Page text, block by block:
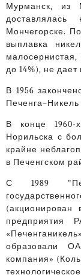
Мурманск, из
Мончегорске.
выплавка
малосернистая,
до 14%), не дает
В 1956
Печенга–Никель
В конце
Норильска с
крайне
в Печенгском
С 1989
предприятия
образовали
компания»